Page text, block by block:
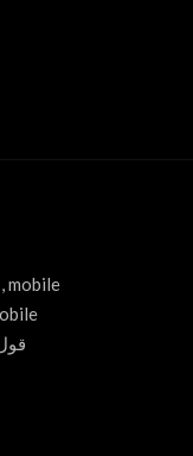
mobile